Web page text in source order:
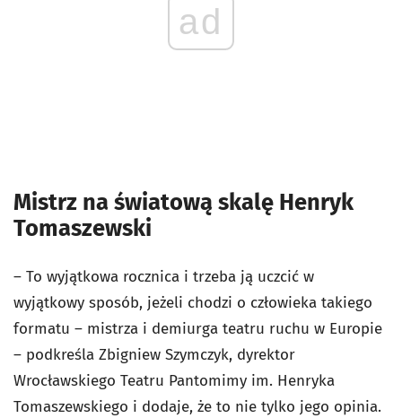
ad
Mistrz na światową skalę Henryk
Tomaszewski
– To wyjątkowa rocznica i trzeba ją uczcić w
wyjątkowy sposób, jeżeli chodzi o człowieka takiego
formatu – mistrza i demiurga teatru ruchu w Europie
– podkreśla Zbigniew Szymczyk, dyrektor
Wrocławskiego Teatru Pantomimy im. Henryka
Tomaszewskiego i dodaje, że to nie tylko jego opinia.